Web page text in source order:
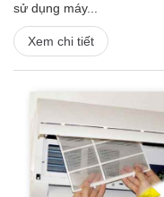
sử dụng máy...
Xem chi tiết